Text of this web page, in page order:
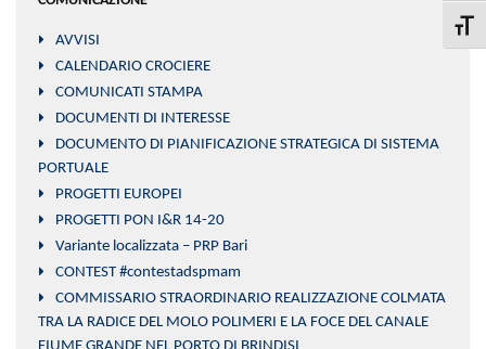
AVVISI
CALENDARIO CROCIERE
COMUNICATI STAMPA
DOCUMENTI DI INTERESSE
DOCUMENTO DI PIANIFICAZIONE STRATEGICA DI SISTEMA
PORTUALE
PROGETTI EUROPEI
PROGETTI PON I&R 14-20
Variante localizzata – PRP Bari
CONTEST #contestadspmam
COMMISSARIO STRAORDINARIO REALIZZAZIONE COLMATA
TRA LA RADICE DEL MOLO POLIMERI E LA FOCE DEL CANALE